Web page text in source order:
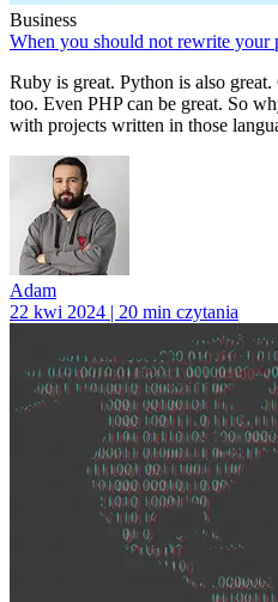
Business
When you should not rewrite your
Ruby is great. Python is also
too. Even PHP can be great. So
with projects written in those
Adam
22 kwi 2024 | 20 min czytania